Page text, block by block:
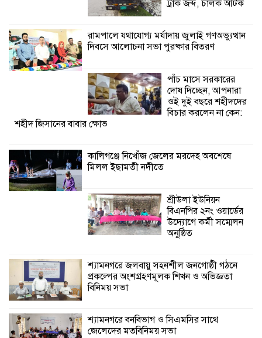
কালিগঞ্জে নিখোঁজ জেলের মরদেহ অবশেষে
মিলল ইছামতী নদীতে
শ্রীউলা ইউনিয়ন
অনুষ্ঠিত
শ্যামনগরে জলবায়ু সহনশীল জনগোষ্ঠী গঠনে
প্রকল্পের অংশগ্রহণমূলক শিখন ও অভিজ্ঞতা
শ্যামনগরে বনবিভাগ ও সিএমসির সাথে
ট্রাক জব্দ, চালক আটক
রামপালে যথাযোগ্য মর্যাদায় জুলাই গণঅভ্যুত্থান
দিবসে আলোচনা সভা পুরষ্কার বিতরণ
পাঁচ মাসে সরকারের
দোষ দিচ্ছেন, আপনারা
ওই দুই বছরে শহীদদের
বিচার করলেন না কেন:
শহীদ জিসানের বাবার ক্ষোভ
কালিগঞ্জে নিখোঁজ জেলের মরদেহ অবশেষে
মিলল ইছামতী নদীতে
শ্রীউলা ইউনিয়ন
বিএনপির ২নং ওয়ার্ডের
উদ্যোগে কর্মী সম্মেলন
অনুষ্ঠিত
শ্যামনগরে জলবায়ু সহনশীল জনগোষ্ঠী গঠনে
প্রকল্পের অংশগ্রহণমূলক শিখন ও অভিজ্ঞতা
বিনিময় সভা
শ্যামনগরে বনবিভাগ ও সিএমসির সাথে
জেলেদের মতবিনিময় সভা